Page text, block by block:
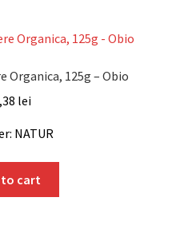
Organica, 125g – Obio
lei
NATUR
to cart